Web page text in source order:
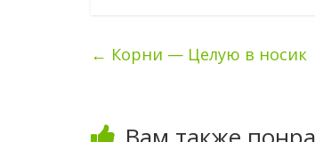
← Корни — Целую в носик